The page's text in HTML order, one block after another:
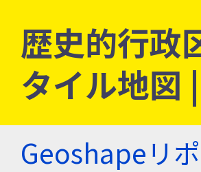
歴史的行政
タイル地図
Geoshapeリ